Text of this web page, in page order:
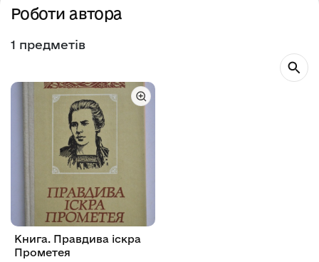
Роботи автора
1 предметів
Книга. Правдива іскра
Прометея